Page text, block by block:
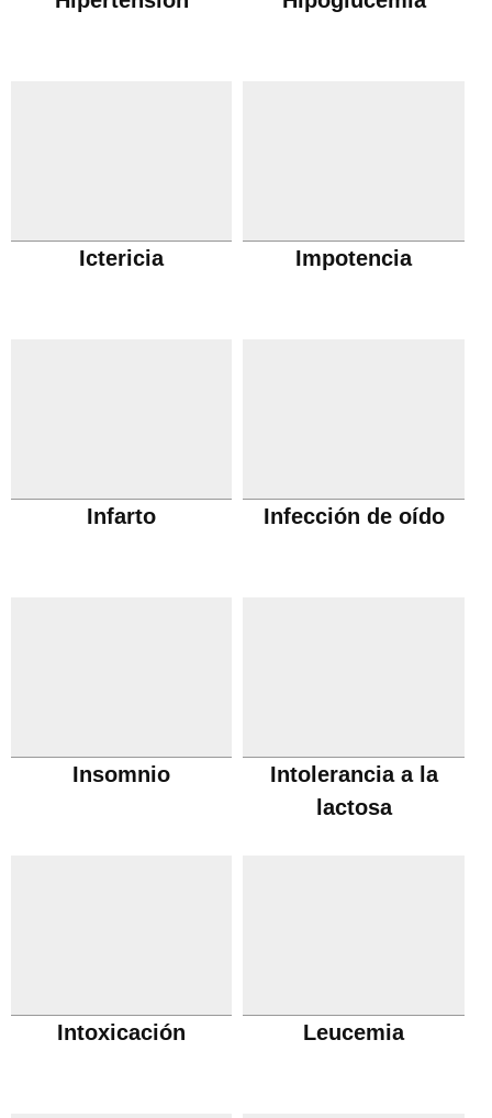
Ictericia Impotencia
Infarto Infección de oído
Insomnio
Intolerancia a la
lactosa
Intoxicación Leucemia